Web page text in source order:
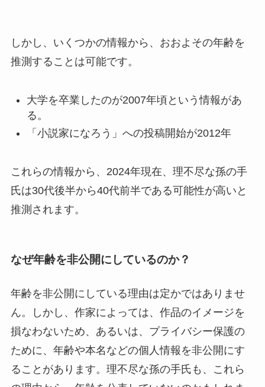
しかし、いくつかの情報から、おおよその年齢を
推測することは可能です。
大学を卒業したのが2007年頃という情報があ
る。
「小説家になろう」への投稿開始が2012年
これらの情報から、2024年現在、理不尽な孫の手
氏は30代後半から40代前半である可能性が高いと
推測されます。
なぜ年齢を非公開にしているのか？
年齢を非公開にしている理由は定かではありませ
ん。しかし、作家によっては、作品のイメージを
損なわないため、あるいは、プライバシー保護の
ために、年齢や本名などの個人情報を非公開にす
ることがあります。理不尽な孫の手氏も、これら